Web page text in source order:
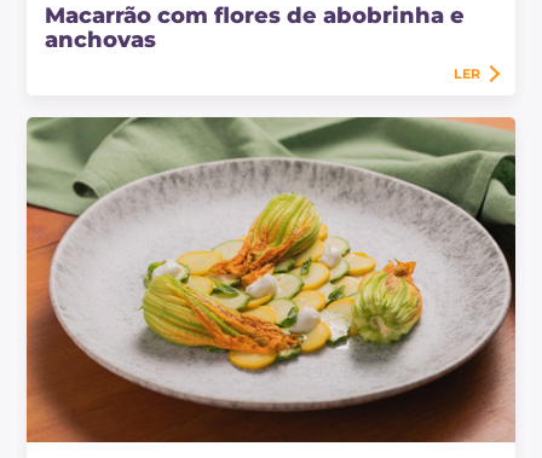
Macarrão com flores de abobrinha e
anchovas
LER